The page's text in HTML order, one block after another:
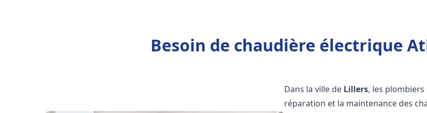
Besoin de chaudière électrique
Dans la ville de Lillers, les
réparation et la maintenance des